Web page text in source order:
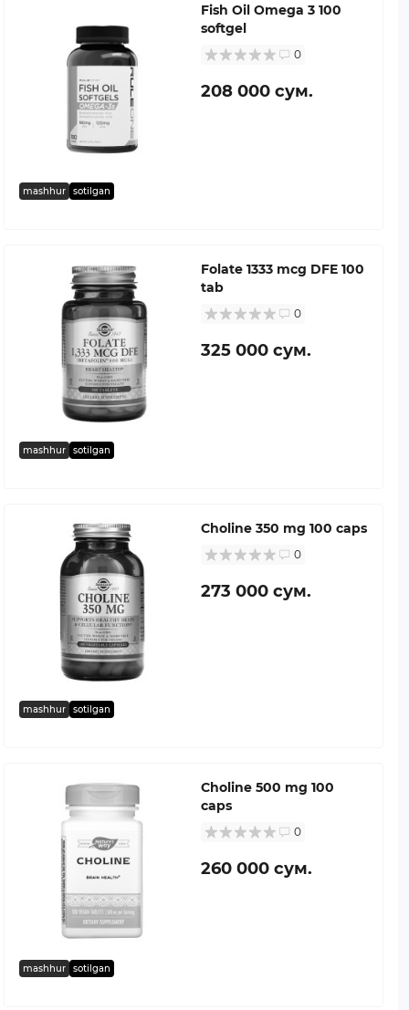
mashhur sotilgan
Fish Oil Omega 3 100
softgel
0
208 000 сум.
mashhur sotilgan
Folate 1333 mcg DFE 100
tab
0
325 000 сум.
mashhur sotilgan
Choline 350 mg 100 caps
0
273 000 сум.
mashhur sotilgan
Choline 500 mg 100
caps
0
260 000 сум.